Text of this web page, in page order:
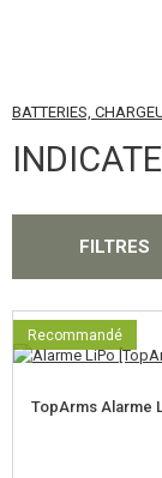
CATÉGORIES
AIRSOFT GUNS
LANCE-
BILLES, GAZ
BATTERIES,
FILTRES
Recommandé
TopArms Alarme